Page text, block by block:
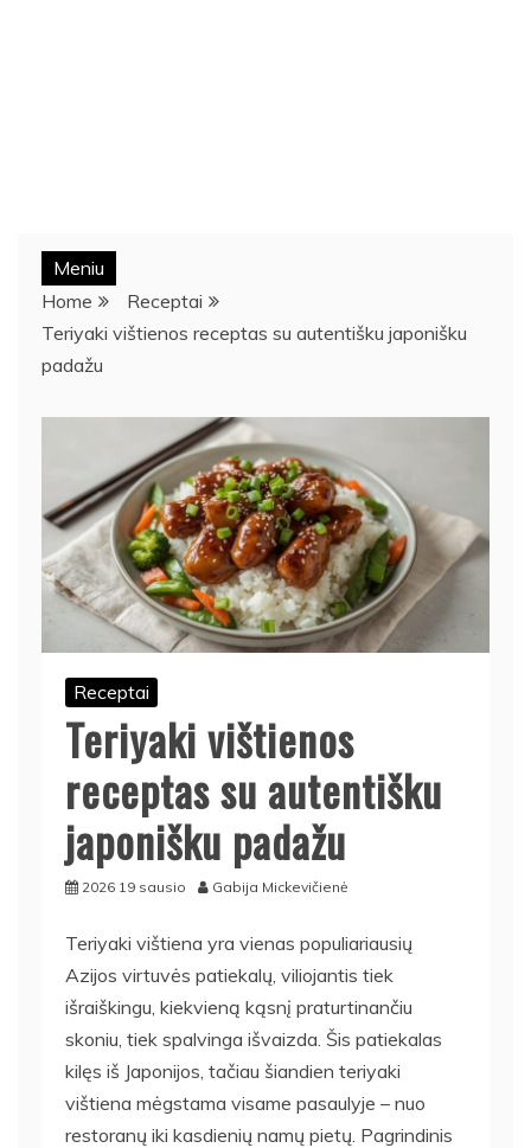
Meniu
Home
Receptai
Teriyaki vištienos receptas su autentišku japonišku
padažu
Receptai
Teriyaki vištienos
receptas su autentišku
japonišku padažu
2026 19 sausio Gabija Mickevičienė
Teriyaki vištiena yra vienas populiariausių
Azijos virtuvės patiekalų, viliojantis tiek
išraiškingu, kiekvieną kąsnį praturtinančiu
skoniu, tiek spalvinga išvaizda. Šis patiekalas
kilęs iš Japonijos, tačiau šiandien teriyaki
vištiena mėgstama visame pasaulyje – nuo
restoranų iki kasdienių namų pietų. Pagrindinis